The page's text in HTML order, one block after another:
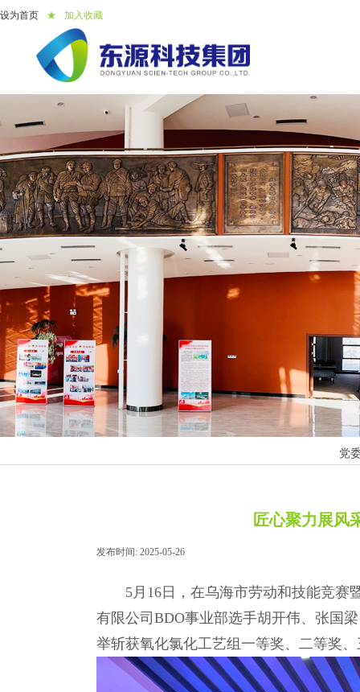
设为首页 ★ 加入收藏
党
匠心聚力展风
发布时间: 2025-05-26
5月16日，在乌海市劳动和技能竞赛
有限公司BDO事业部选手胡开伟、张国
举斩获氧化氯化工艺组一等奖、二等奖